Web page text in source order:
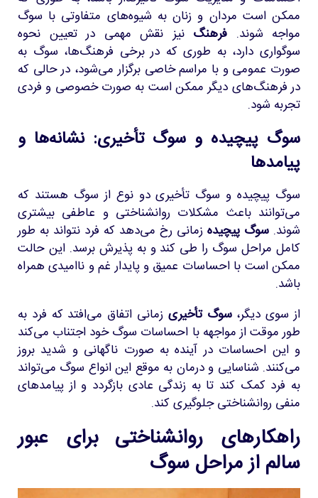
ممکن است مردان و زنان به شیوه‌های متفاوتی با سوگ
مواجه شوند. فرهنگ نیز نقش مهمی در تعیین نحوه
سوگواری دارد، به طوری که در برخی فرهنگ‌ها، سوگ به
صورت عمومی و با مراسم خاصی برگزار می‌شود، در حالی که
در فرهنگ‌های دیگر ممکن است به صورت خصوصی و فردی
تجربه شود.
سوگ پیچیده و سوگ تأخیری: نشانه‌ها و
پیامدها
سوگ پیچیده و سوگ تأخیری دو نوع از سوگ هستند که
می‌توانند باعث مشکلات روانشناختی و عاطفی بیشتری
شوند. سوگ پیچیده زمانی رخ می‌دهد که فرد نتواند به طور
کامل مراحل سوگ را طی کند و به پذیرش برسد. این حالت
ممکن است با احساسات عمیق و پایدار غم و ناامیدی همراه
باشد.
از سوی دیگر،سوگ تأخیری زمانی اتفاق می‌افتد که فرد به
طور موقت از مواجهه با احساسات سوگ خود اجتناب می‌کند
و این احساسات در آینده به صورت ناگهانی و شدید بروز
می‌کنند. شناسایی و درمان به موقع این انواع سوگ می‌تواند
به فرد کمک کند تا به زندگی عادی بازگردد و از پیامدهای
منفی روانشناختی جلوگیری کند.
راهکارهای روانشناختی برای عبور
سالم از مراحل سوگ